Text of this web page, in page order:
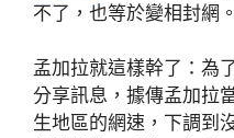
不了，也等於變相封網。
孟加拉就這樣幹了：為
分享訊息，據傳孟加拉
生地區的網速，下調到